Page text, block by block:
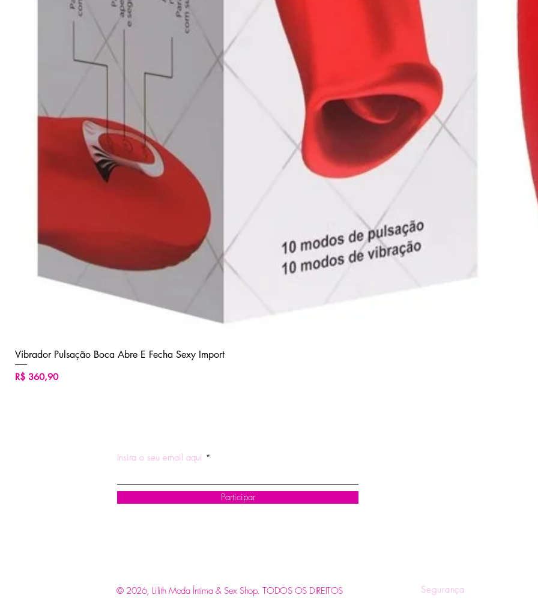
Vibrador Pulsação Boca Abre E Fecha Sexy Import
Preço
R$ 360,90
Insira o seu email aqui
Participar
© 2026, Lilith Moda Íntima & Sex Shop. TODOS OS DIREITOS Segurança